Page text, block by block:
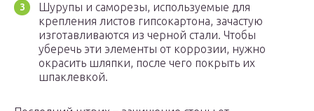
Шурупы и саморезы, используемые для
крепления листов гипсокартона, зачастую
изготавливаются из черной стали. Чтобы
уберечь эти элементы от коррозии, нужно
окрасить шляпки, после чего покрыть их
шпаклевкой.